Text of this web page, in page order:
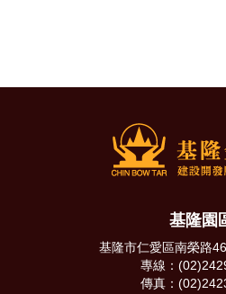
基隆園
基隆市仁愛區南榮路
專線：
傳真：